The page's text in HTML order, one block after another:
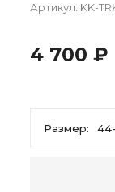
Артикул: KK-
4 700 ₽
Размер: